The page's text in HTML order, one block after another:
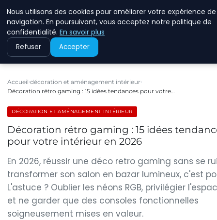
ASVOLETCOTENTIN
Accueil décoration et aménagement intérieur
Décoration rétro gaming : 15 idées tendances pour votre…
DÉCORATION ET AMÉNAGEMENT INTÉRIEUR
Décoration rétro gaming : 15 idées
pour votre intérieur en 2026
En 2026, réussir une déco retro gaming sans se
transformer son salon en bazar lumineux, c'est
L'astuce ? Oublier les néons RGB, privilégier
et ne garder que des consoles fonctionnelles
soigneusement mises en valeur.
Nous utilisons des cookies pour améliorer votre expérience de
navigation. En poursuivant, vous acceptez notre politique de
confidentialité. En savoir plus
Refuser Accepter